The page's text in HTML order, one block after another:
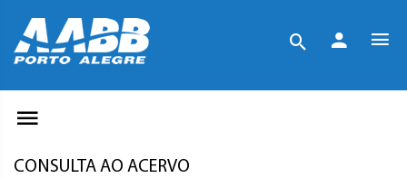
CONSULTA AO ACERVO